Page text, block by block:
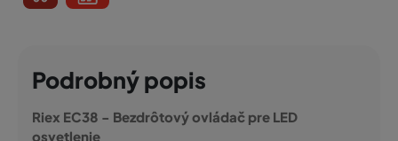
Podrobný popis
Riex EC38 - Bezdrôtový ovládač pre LED
osvetlenie